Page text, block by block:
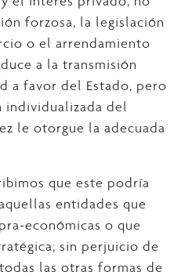
forzosa, la legislación
o el arrendamiento
a la transmisión
a favor del Estado, pero
del
le otorgue la adecuada
que este podría
entidades que
económicas o que
sin perjuicio de
las otras formas de